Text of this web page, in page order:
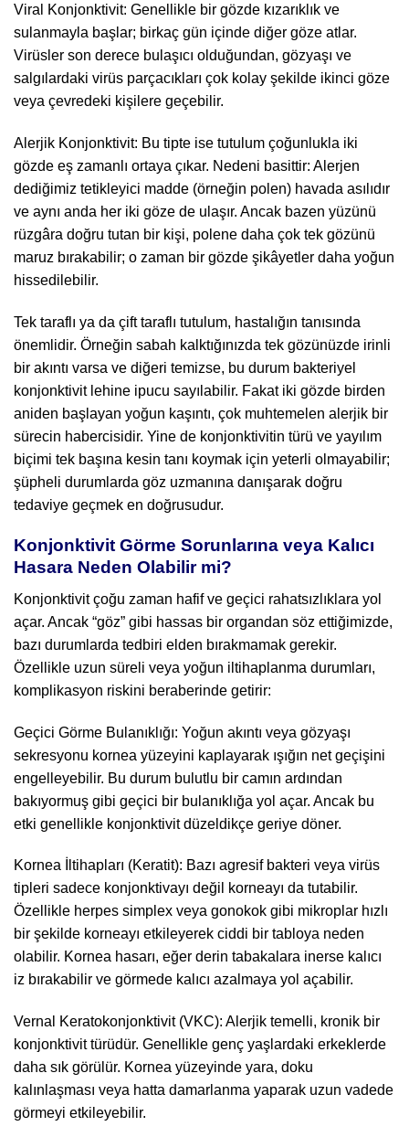
Viral Konjonktivit: Genellikle bir gözde kızarıklık ve
sulanmayla başlar; birkaç gün içinde diğer göze atlar.
Virüsler son derece bulaşıcı olduğundan, gözyaşı ve
salgılardaki virüs parçacıkları çok kolay şekilde ikinci göze
veya çevredeki kişilere geçebilir.
Alerjik Konjonktivit: Bu tipte ise tutulum çoğunlukla iki
gözde eş zamanlı ortaya çıkar. Nedeni basittir: Alerjen
dediğimiz tetikleyici madde (örneğin polen) havada asılıdır
ve aynı anda her iki göze de ulaşır. Ancak bazen yüzünü
rüzgâra doğru tutan bir kişi, polene daha çok tek gözünü
maruz bırakabilir; o zaman bir gözde şikâyetler daha yoğun
hissedilebilir.
Tek taraflı ya da çift taraflı tutulum, hastalığın tanısında
önemlidir. Örneğin sabah kalktığınızda tek gözünüzde irinli
bir akıntı varsa ve diğeri temizse, bu durum bakteriyel
konjonktivit lehine ipucu sayılabilir. Fakat iki gözde birden
aniden başlayan yoğun kaşıntı, çok muhtemelen alerjik bir
sürecin habercisidir. Yine de konjonktivitin türü ve yayılım
biçimi tek başına kesin tanı koymak için yeterli olmayabilir;
şüpheli durumlarda göz uzmanına danışarak doğru
tedaviye geçmek en doğrusudur.
Konjonktivit Görme Sorunlarına veya Kalıcı
Hasara Neden Olabilir mi?
Konjonktivit çoğu zaman hafif ve geçici rahatsızlıklara yol
açar. Ancak “göz” gibi hassas bir organdan söz ettiğimizde,
bazı durumlarda tedbiri elden bırakmamak gerekir.
Özellikle uzun süreli veya yoğun iltihaplanma durumları,
komplikasyon riskini beraberinde getirir:
Geçici Görme Bulanıklığı: Yoğun akıntı veya gözyaşı
sekresyonu kornea yüzeyini kaplayarak ışığın net geçişini
engelleyebilir. Bu durum bulutlu bir camın ardından
bakıyormuş gibi geçici bir bulanıklığa yol açar. Ancak bu
etki genellikle konjonktivit düzeldikçe geriye döner.
Kornea İltihapları (Keratit): Bazı agresif bakteri veya virüs
tipleri sadece konjonktivayı değil korneayı da tutabilir.
Özellikle herpes simplex veya gonokok gibi mikroplar hızlı
bir şekilde korneayı etkileyerek ciddi bir tabloya neden
olabilir. Kornea hasarı, eğer derin tabakalara inerse kalıcı
iz bırakabilir ve görmede kalıcı azalmaya yol açabilir.
Vernal Keratokonjonktivit (VKC): Alerjik temelli, kronik bir
konjonktivit türüdür. Genellikle genç yaşlardaki erkeklerde
daha sık görülür. Kornea yüzeyinde yara, doku
kalınlaşması veya hatta damarlanma yaparak uzun vadede
görmeyi etkileyebilir.